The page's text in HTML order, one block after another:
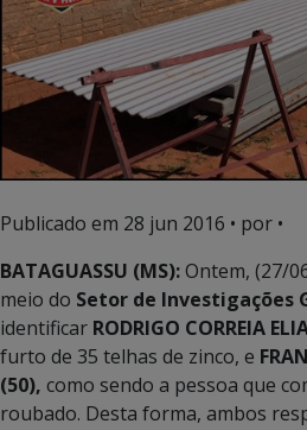
Publicado em 28 jun 2016 • por •
BATAGUASSU (MS):Ontem, (27/
meio do Setor de Investigações
identificar RODRIGO CORREIA
furto de 35 telhas de zinco, e
(50), como sendo a pessoa que
roubado. Desta forma, ambos